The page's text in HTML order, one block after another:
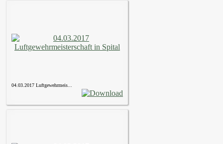
04.03.2017 Luftgewehrmeis...